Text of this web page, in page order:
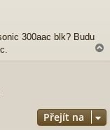
300aac blk? Budu
Přejít na